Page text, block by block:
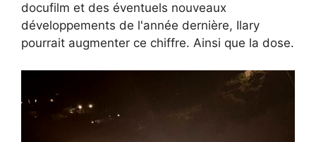
docufilm et des éventuels nouveaux
développements de l'année dernière, Ilary
pourrait augmenter ce chiffre. Ainsi que la dose.